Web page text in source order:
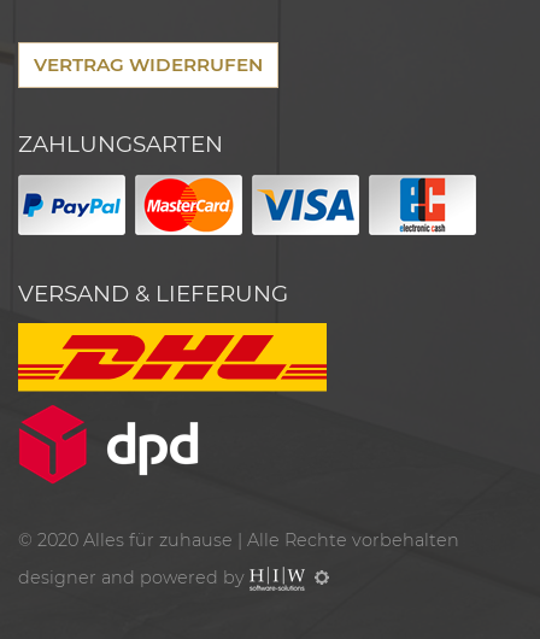
VERTRAG WIDERRUFEN
ZAHLUNGSARTEN
VERSAND & LIEFERUNG
© 2020 Alles für zuhause | Alle Rechte vorbehalten
designer and powered by